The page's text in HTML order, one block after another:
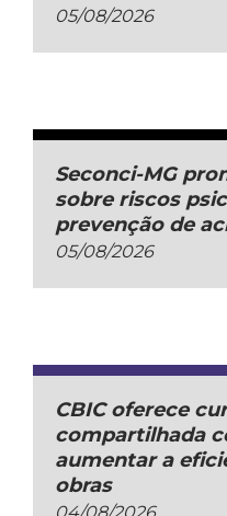
05/08/2026
Seconci-MG
sobre riscos
prevenção de
05/08/2026
CBIC oferece
compartilhada
aumentar a
obras